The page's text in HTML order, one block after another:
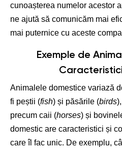
cunoașterea numelor acestor
ne ajută să comunicăm mai
mai puternice cu aceste
Exemple de
Animalele domestice variază
fi peștii (fish) și păsările (birds
precum caii (horses) și
domestic are caracteristici și
care îl fac unic. De exemplu,